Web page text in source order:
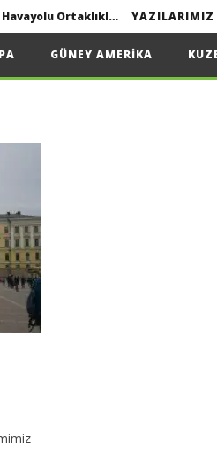
Interline seyahat nedir? | Havayolu Ortaklıkları
Gerekenler
YAZILARIMIZ
GÜNEY AMERIKA